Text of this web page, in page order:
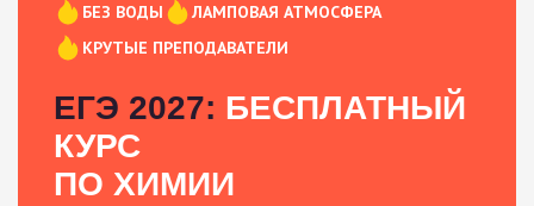
БЕЗ ВОДЫ
ЛАМПОВАЯ АТМОСФЕРА
КРУТЫЕ ПРЕПОДАВАТЕЛИ
ЕГЭ 2027: БЕСПЛАТНЫЙ
КУРС
ПО ХИМИИ